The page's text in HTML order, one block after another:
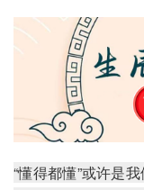
“懂得都懂”或许是